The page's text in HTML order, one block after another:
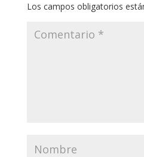
Los campos obligatorios